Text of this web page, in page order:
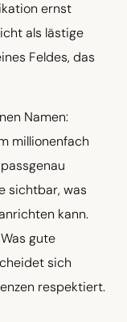
ernst
als lästige
Feldes, das
Namen:
millionenfach
sichtbar, was
kann.
gute
sich
respektiert.